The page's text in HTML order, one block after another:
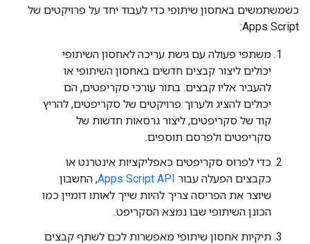
כשמשתמשים באחסון שיתופי כדי לעבוד יחד על פרויקטים של
Apps Script:
משתפי פעולה עם גישת עריכה לאחסון השיתופי
יכולים ליצור קבצים חדשים באחסון השיתופי או
להעביר אליו קבצים. בתור עורכי סקריפטים, הם
יכולים להציג ולערוך פרויקטים של סקריפטים, להריץ
קוד של סקריפטים, ליצור גרסאות חדשות של
סקריפטים ולפרסם תוספים.
כדי לפרוס סקריפטים כאפליקציות אינטרנט או
כקבצים הפעלה עבור Apps Script API, החשבון
שיוצר את הפריסה צריך להיות שייך לאותו דומיין כמו
הכונן השיתופי שבו נמצא הסקריפט.
תיקיות אחסון שיתופי מאפשרות לכם לשתף קבצים